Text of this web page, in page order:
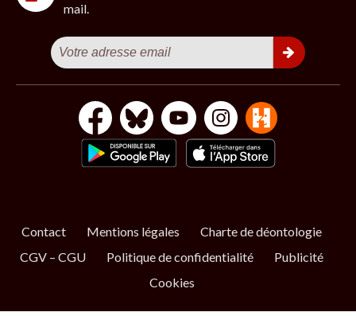
mail.
Contact Mentions légales
Charte de déontologie
CGV – CGU
Politique de confidentialité
Publicité
Cookies